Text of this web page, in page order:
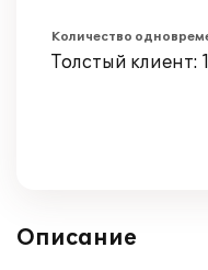
Количество
Толстый клиент: 1
Описание